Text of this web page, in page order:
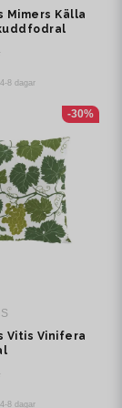
Mimers Källa
8 dagar
Vitis Vinifera
8 dagar
-30%